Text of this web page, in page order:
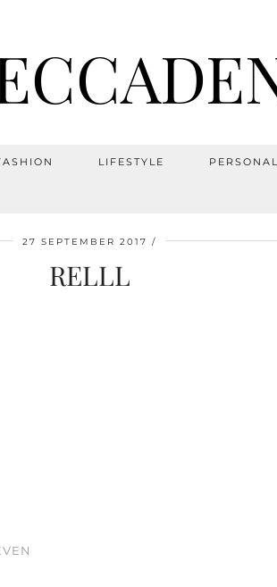
LIFESTYLE PERSONAL
27 SEPTEMBER 2017
RELLL